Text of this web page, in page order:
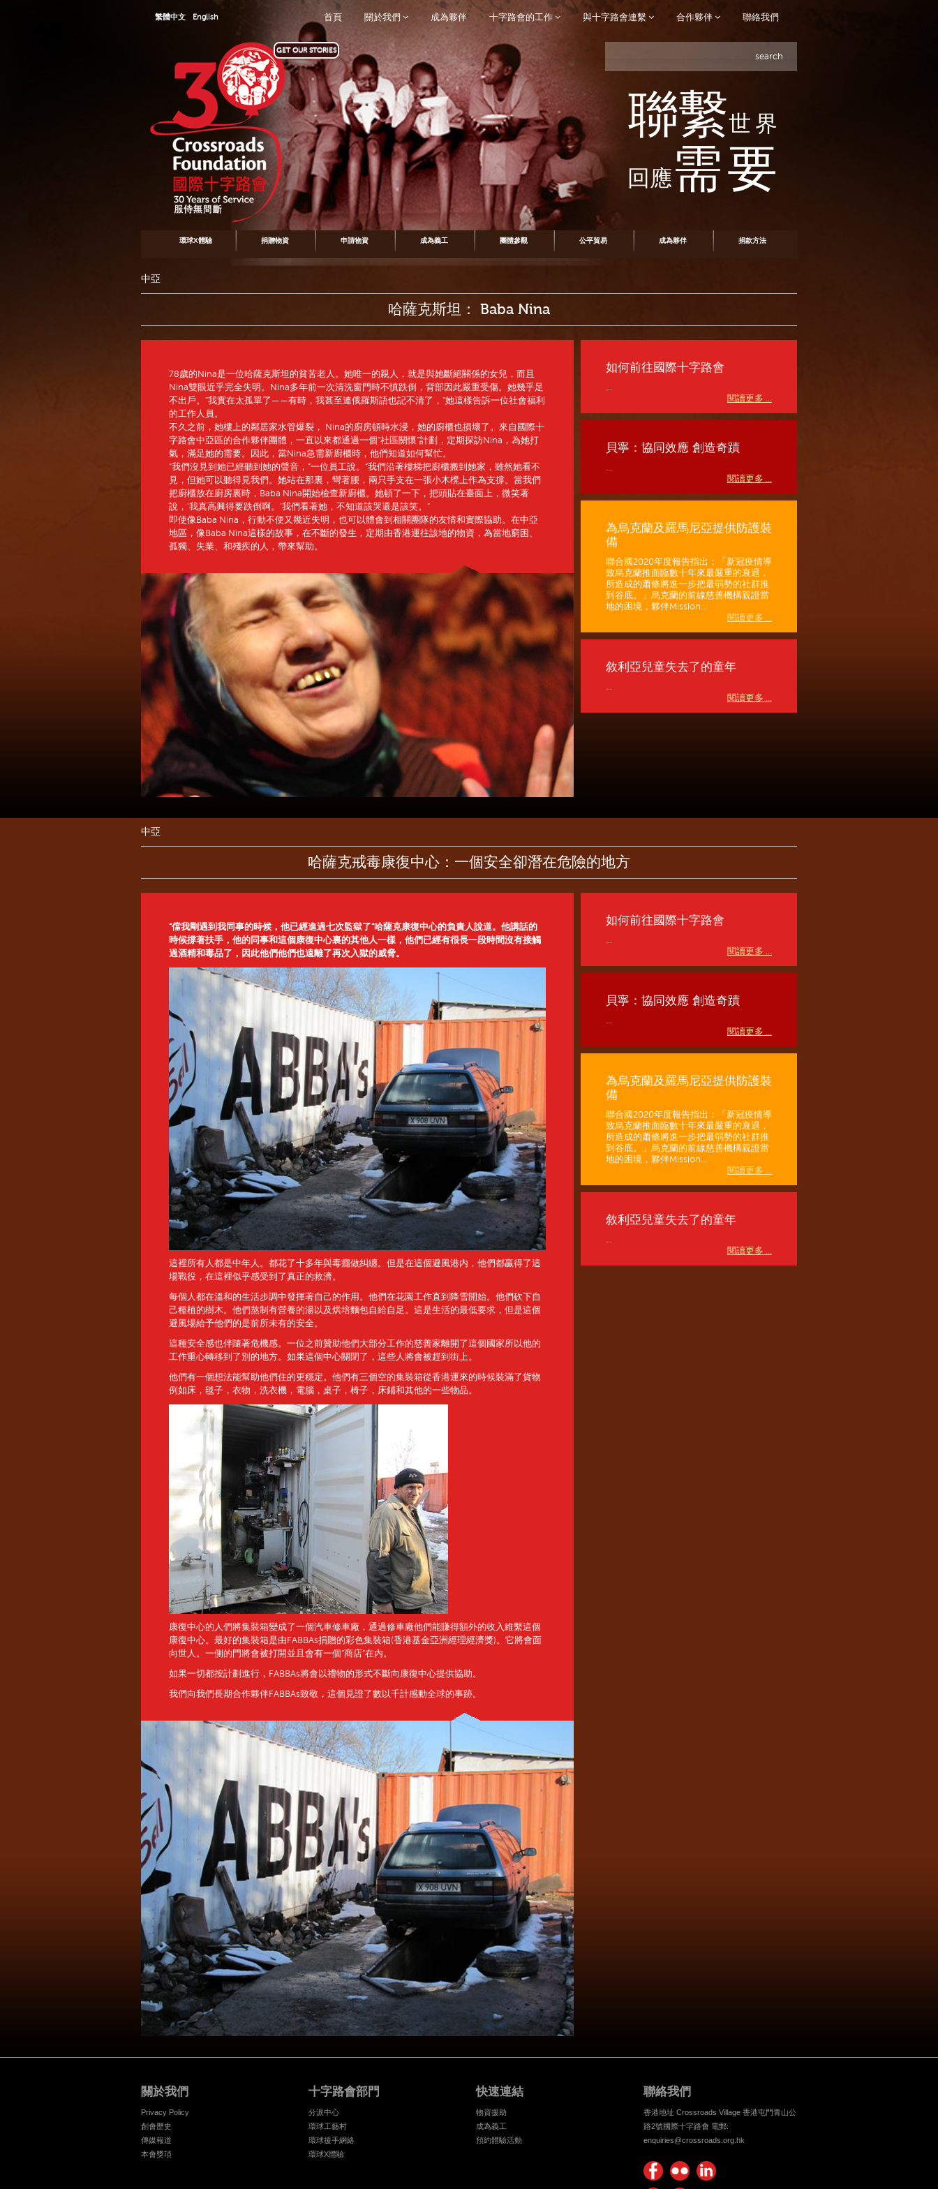
首頁 關於我們 成為夥伴 十字路會的工作 與十字路會連繫 合作夥伴 聯絡我們
繁體中文 English
GET OUR STORIES
search
聯繫世界
回應需要
環球X體驗 捐贈物資 申請物資 成為義工 團體參觀 公平貿易 成為夥伴 捐款方法
中亞
哈薩克斯坦： Baba Nina
78歲的Nina是一位哈薩克斯坦的貧苦老人。她唯一的親人，就是與她斷絕關係的女兒，而且
Nina雙眼近乎完全失明。Nina多年前一次清洗窗門時不慎跌倒，背部因此嚴重受傷。她幾乎足
不出戶。“我實在太孤單了——有時，我甚至連俄羅斯語也記不清了，”她這樣告訴一位社會福利
的工作人員。
不久之前，她樓上的鄰居家水管爆裂， Nina的廚房頓時水浸，她的廚櫃也損壞了。來自國際十
字路會中亞區的合作夥伴團體，一直以來都通過一個“社區關懷”計劃，定期探訪Nina，為她打
氣，滿足她的需要。因此，當Nina急需新廚櫃時，他們知道如何幫忙。
“我們沒見到她已經聽到她的聲音，”一位員工說。“我們沿著樓梯把廚櫃搬到她家，雖然她看不
見，但她可以聽得見我們。她站在那裏，彎著腰，兩只手支在一張小木櫈上作為支撐。當我們
把廚櫃放在廚房裏時，Baba Nina開始檢查新廚櫃。她頓了一下，把頭貼在臺面上，微笑著
說，‘我真高興得要跌倒啊。’我們看著她，不知道該哭還是該笑。”
即使像Baba Nina，行動不便又幾近失明，也可以體會到相關團隊的友情和實際協助。在中亞
地區，像Baba Nina這樣的故事，在不斷的發生，定期由香港運往該地的物資，為當地窮困、
孤獨、失業、和殘疾的人，帶來幫助。
如何前往國際十字路會
...
閱讀更多 ...
貝寧：協同效應 創造奇蹟
...
閱讀更多 ...
為烏克蘭及羅馬尼亞提供防護裝
備
聯合國2020年度報告指出：「新冠疫情導
致烏克蘭推面臨數十年來最嚴重的衰退，
所造成的蕭條將進一步把最弱勢的社群推
到谷底。」烏克蘭的前線慈善機構親證當
地的困境，夥伴Mission...
閱讀更多 ...
敘利亞兒童失去了的童年
...
閱讀更多 ...
中亞
哈薩克戒毒康復中心：一個安全卻潛在危險的地方
“儅我剛遇到我同事的時候，他已經進過七次監獄了“哈薩克康復中心的負責人說道。他講話的
時候撐著扶手，他的同事和這個康復中心裏的其他人一樣，他們已經有很長一段時間沒有接觸
過酒精和毒品了，因此他們他們也遠離了再次入獄的威脅。
這裡所有人都是中年人。都花了十多年與毒癮做糾纏。但是在這個避風港内，他們都贏得了這
場戰役，在這裡似乎感受到了真正的救濟。
每個人都在溫和的生活步調中發揮著自己的作用。他們在花園工作直到降雪開始。他們砍下自
己種植的樹木。他們熬制有營養的湯以及烘培麵包自給自足。這是生活的最低要求，但是這個
避風場給予他們的是前所未有的安全。
這種安全感也伴隨著危機感。一位之前贊助他們大部分工作的慈善家離開了這個國家所以他的
工作重心轉移到了別的地方。如果這個中心關閉了，這些人將會被趕到街上。
他們有一個想法能幫助他們住的更穩定。他們有三個空的集裝箱從香港運來的時候裝滿了貨物
例如床，毯子，衣物，洗衣機，電腦，桌子，椅子，床鋪和其他的一些物品。
康復中心的人們將集裝箱變成了一個汽車修車廠，通過修車廠他們能賺得額外的收入維繫這個
康復中心。最好的集裝箱是由FABBAs捐贈的彩色集裝箱(香港基金亞洲經理經濟獎)。它將會面
向世人。一側的門將會被打開並且會有一個“商店”在内。
如果一切都按計劃進行，FABBAs將會以禮物的形式不斷向康復中心提供協助。
我們向我們長期合作夥伴FABBAs致敬，這個見證了數以千計感動全球的事跡。
如何前往國際十字路會
閱讀更多 ...
貝寧：協同效應 創造奇蹟
閱讀更多 ...
為烏克蘭及羅馬尼亞提供防護裝
備
聯合國2020年度報告指出：「新冠疫情導
致烏克蘭推面臨數十年來最嚴重的衰退，
所造成的蕭條將進一步把最弱勢的社群推
到谷底。」烏克蘭的前線慈善機構親證當
地的困境，夥伴Mission...
閱讀更多 ...
敘利亞兒童失去了的童年
閱讀更多 ...
關於我們
Privacy Policy
創會歷史
傳媒報道
本會獎項
十字路會部門
分派中心
環球工藝村
環球援手網絡
環球X體驗
快速連結
物資援助
成為義工
預約體驗活動
聯絡我們
香港地址 Crossroads Village 香港屯門青山公
路2號國際十字路會 電郵:
enquiries@crossroads.org.hk